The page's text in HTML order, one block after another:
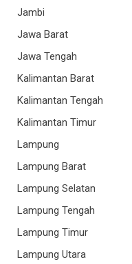
Jambi
Jawa Barat
Jawa Tengah
Kalimantan Barat
Kalimantan Tengah
Kalimantan Timur
Lampung
Lampung Barat
Lampung Selatan
Lampung Tengah
Lampung Timur
Lampung Utara